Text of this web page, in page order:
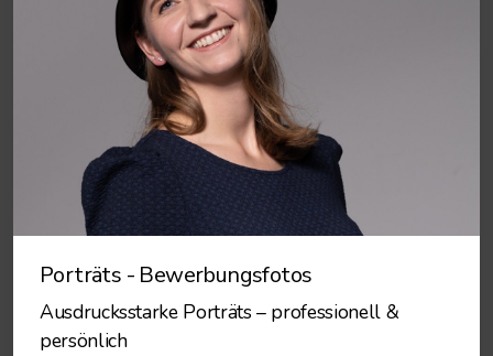
Porträts - Bewerbungsfotos
Ausdrucksstarke Porträts – professionell &
persönlich